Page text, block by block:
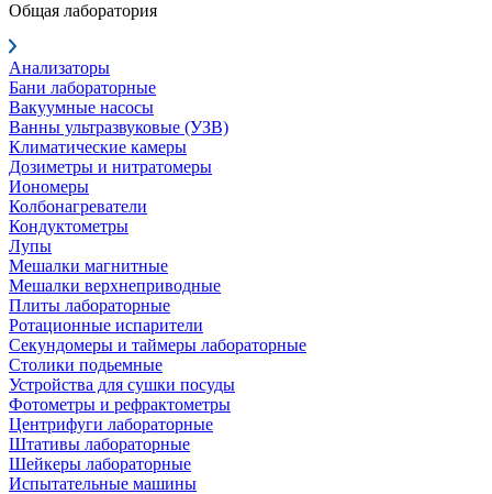
Общая лаборатория
Анализаторы
Бани лабораторные
Вакуумные насосы
Ванны ультразвуковые (УЗВ)
Климатические камеры
Дозиметры и нитратомеры
Иономеры
Колбонагреватели
Кондуктометры
Лупы
Мешалки магнитные
Мешалки верхнеприводные
Плиты лабораторные
Ротационные испарители
Секундомеры и таймеры лабораторные
Столики подьемные
Устройства для сушки посуды
Фотометры и рефрактометры
Центрифуги лабораторные
Штативы лабораторные
Шейкеры лабораторные
Испытательные машины